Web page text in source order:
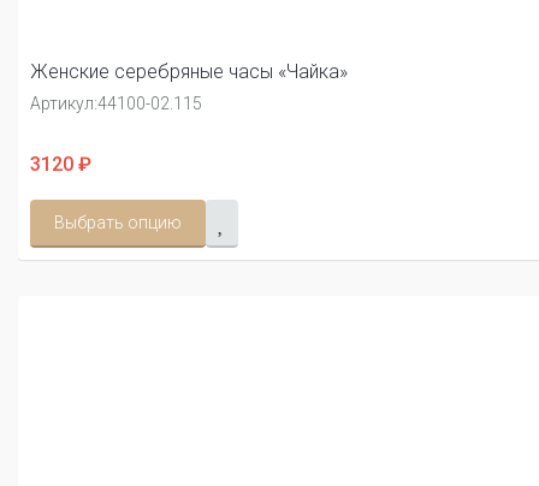
Женские серебряные часы «Чайка»
Артикул:44100-02.115
3120 ₽
Выбрать опцию